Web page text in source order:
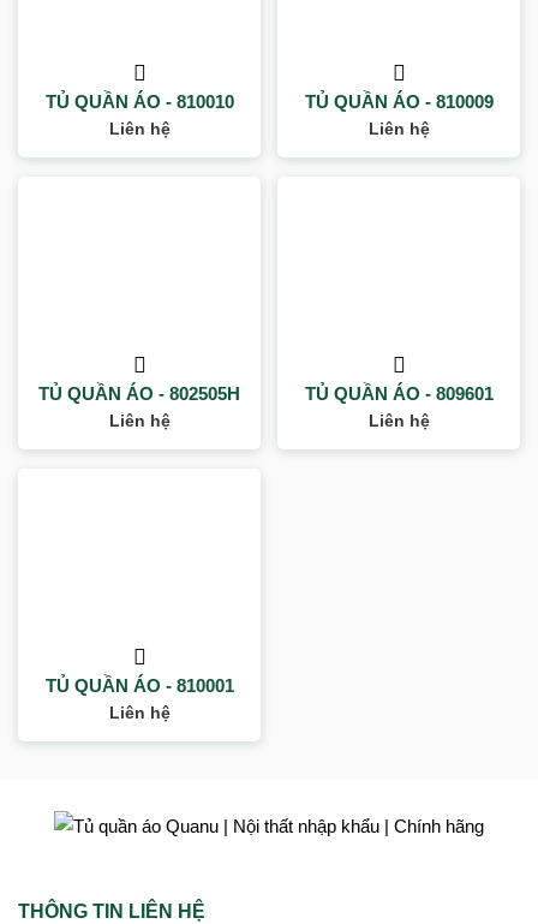
TỦ QUẦN ÁO - 810010
Liên hệ
TỦ QUẦN ÁO - 810009
Liên hệ
TỦ QUẦN ÁO - 802505H
Liên hệ
TỦ QUẦN ÁO - 809601
Liên hệ
TỦ QUẦN ÁO - 810001
Liên hệ
THÔNG TIN LIÊN HỆ